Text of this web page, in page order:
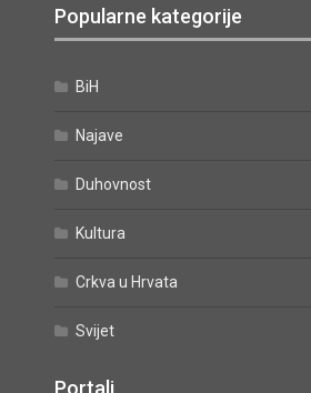
Popularne kategorije
BiH
Najave
Duhovnost
Kultura
Crkva u Hrvata
Svijet
Portali